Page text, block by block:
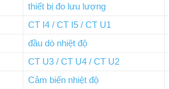
thiết bị đo lưu lượng
CT I4 / CT I5 / CT U1
đầu dò nhiệt độ
CT U3 / CT U4 / CT U2
Cảm biến nhiệt độ